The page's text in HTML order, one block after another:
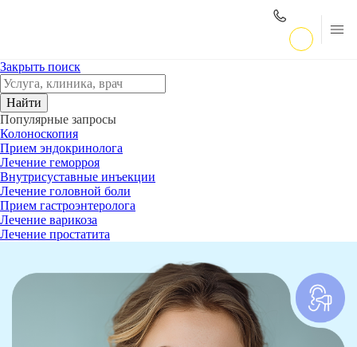
Закрыть поиск
Найти
Популярные запросы
Колоноскопия
Прием эндокринолога
Лечение геморроя
Внутрисуставные инъекции
Лечение головной боли
Прием гастроэнтеролога
Лечение варикоза
Лечение простатита